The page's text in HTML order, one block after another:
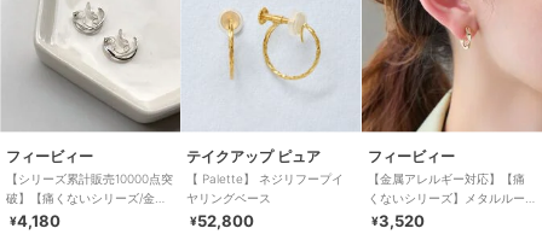
フィービィー
【シリーズ累計販売10000点突
破】【痛くないシリーズ/金属
アレルギー対応】ループフィ
¥4,180
テイクアップ ピュア
【 Palette】 ネジリフープイ
ヤリングベース
¥52,800
フィービィー
【金属アレルギー対応】【痛
くないシリーズ】メタルルー
プフィットイヤリング ゴー
¥3,520